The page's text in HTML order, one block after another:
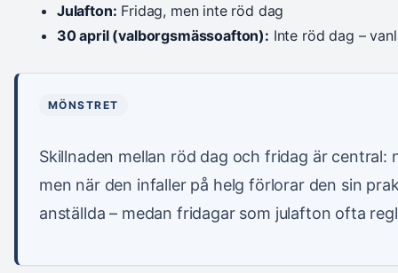
Julafton: Fridag, men inte röd dag
30 april (valborgsmässoafton): Inte röd dag –
MÖNSTRET
Skillnaden mellan röd dag och fridag är central:
men när den infaller på helg förlorar den sin
anställda – medan fridagar som julafton ofta